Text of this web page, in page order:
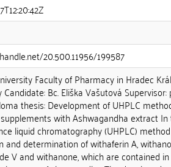
20.500.11956/199587
Faculty of Pharmacy in Hradec
Bc. Eliška Vašutová
thesis: Development of UHPLC
with Ashwagandha extract
liquid chromatography (UHPLC)
and determination of withaferin A,
V and withanone, which are contained